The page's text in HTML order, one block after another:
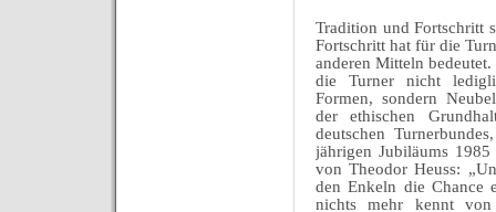
Tradition und Fortschritt
Fortschritt hat für die
anderen Mitteln
die Turner nicht
Formen, sondern
der ethischen
deutschen
jährigen Jubiläums
von Theodor Heuss:
den Enkeln die Chance
nichts mehr kennt von